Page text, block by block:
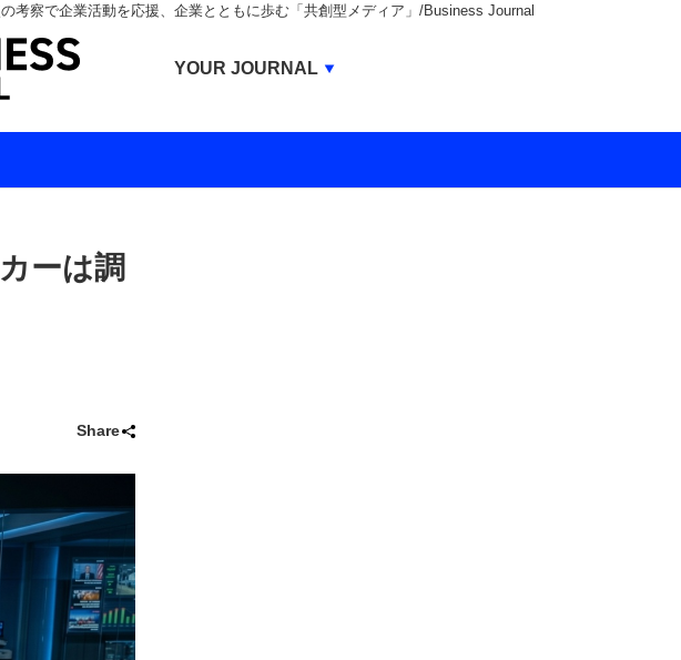
考察で企業活動を応援、企業とともに歩む「共創型メディア」/Business Journal
ーは調
Share
YOUR JOURNAL
BUSINESS JOURNAL